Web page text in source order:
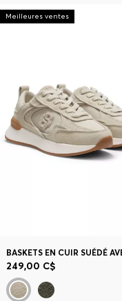
Meilleures ventes
249,00 C$